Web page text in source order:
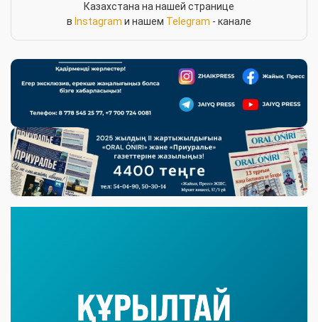
Казахстана на нашей странице
в Instagram и нашем Telegram - канале